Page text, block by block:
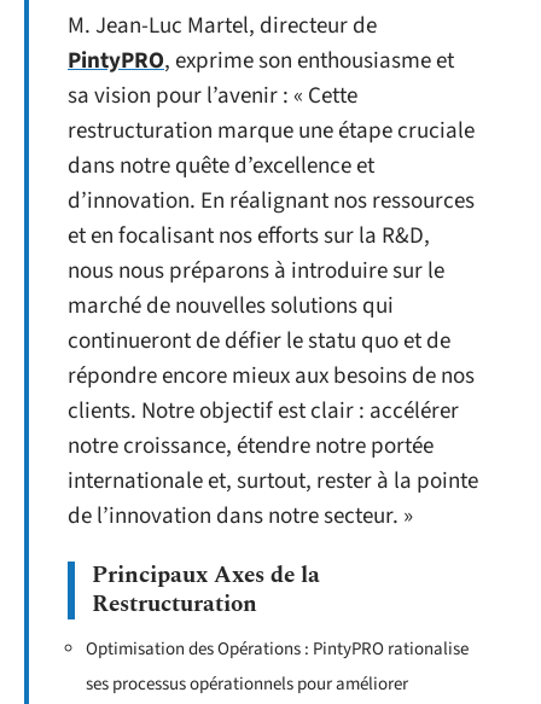
M. Jean-Luc Martel, directeur de
PintyPRO, exprime son enthousiasme et
sa vision pour l’avenir : « Cette
restructuration marque une étape cruciale
dans notre quête d’excellence et
d’innovation. En réalignant nos ressources
et en focalisant nos efforts sur la R&D,
nous nous préparons à introduire sur le
marché de nouvelles solutions qui
continueront de défier le statu quo et de
répondre encore mieux aux besoins de nos
clients. Notre objectif est clair : accélérer
notre croissance, étendre notre portée
internationale et, surtout, rester à la pointe
de l’innovation dans notre secteur. »
Principaux Axes de la
Restructuration
Optimisation des Opérations : PintyPRO rationalise
ses processus opérationnels pour améliorer